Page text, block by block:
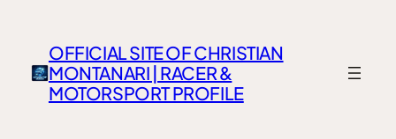
OFFICIAL SITE OF CHRISTIAN
MONTANARI | RACER &
MOTORSPORT PROFILE